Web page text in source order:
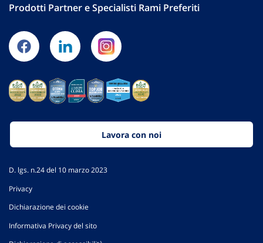
Prodotti Partner e Specialisti Rami Preferiti
Lavora con noi
D. lgs. n.24 del 10 marzo 2023
Privacy
Dichiarazione dei cookie
Informativa Privacy del sito